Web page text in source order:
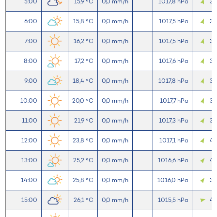
6:00 15,8 °C 0,0 mm/h 1017,5 hPa
7:00 16,2 °C 0,0 mm/h 1017,5 hPa
8:00 17,2 °C 0,0 mm/h 1017,6 hPa 3,7
9:00 18,4 °C 0,0 mm/h 1017,8 hPa
10:00 20,0 °C 0,0 mm/h 1017,7 hPa
11:00 21,9 °C 0,0 mm/h 1017,3 hPa 3,9
12:00 23,8 °C 0,0 mm/h 1017,1 hPa
13:00 25,2 °C 0,0 mm/h 1016,6 hPa
14:00 25,8 °C 0,0 mm/h 1016,0 hPa 3,9
15:00 26,1 °C 0,0 mm/h 1015,5 hPa